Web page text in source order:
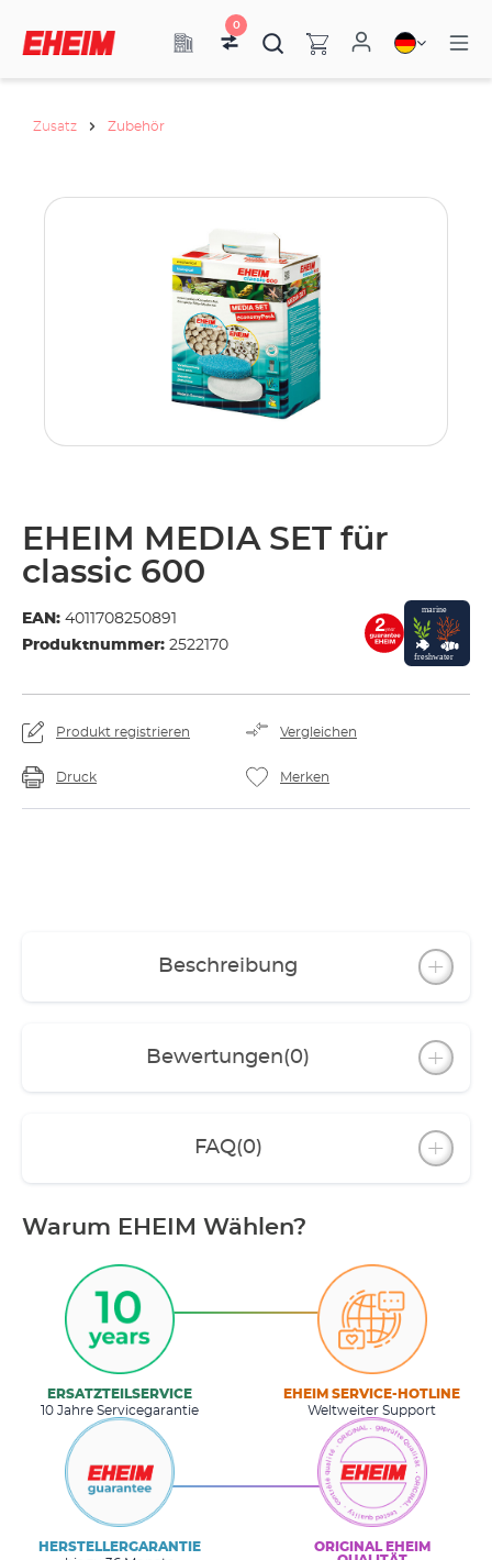
0
Zusatz Zubehör
EHEIM MEDIA SET für
classic 600
EAN: 4011708250891
Produktnummer: 2522170
Produkt registrieren Vergleichen
Druck Merken
Beschreibung
Bewertungen(0)
FAQ(0)
Warum EHEIM Wählen?
ERSATZTEILSERVICE
10 Jahre Servicegarantie
EHEIM SERVICE-HOTLINE
Weltweiter Support
HERSTELLERGARANTIE
ORIGINAL EHEIM